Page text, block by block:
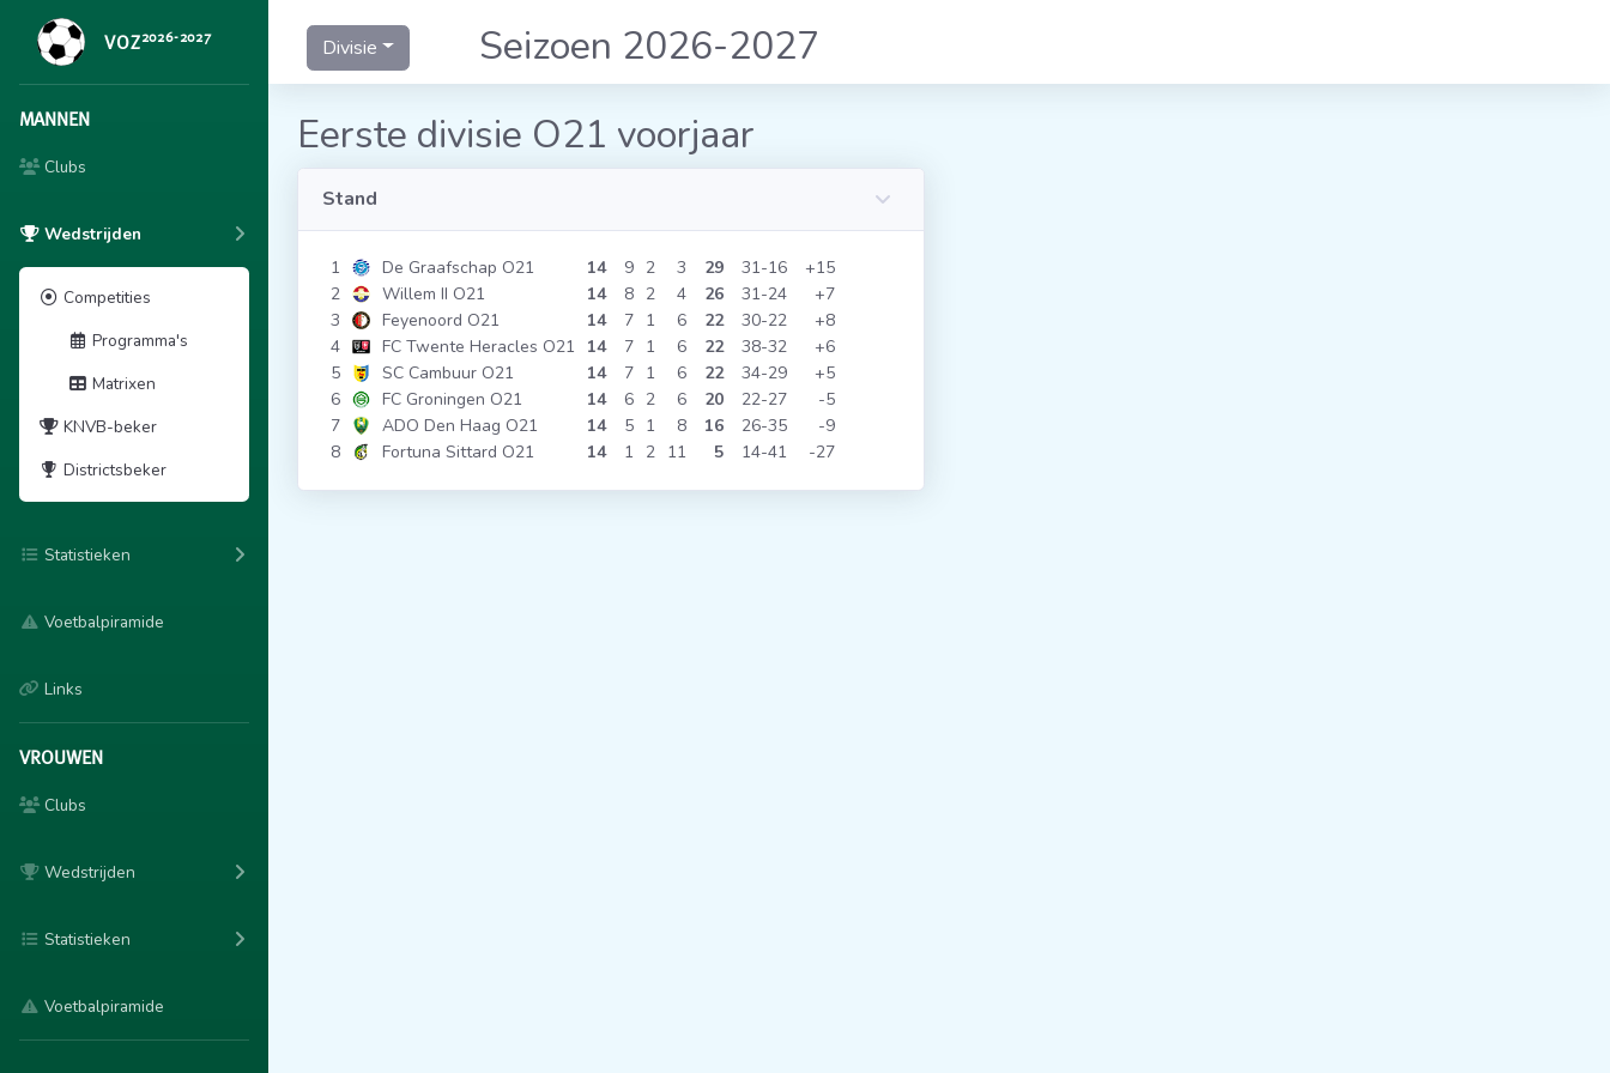
VOZ2026-2027
MANNEN
Clubs
Wedstrijden
Competities
Programma's
Matrixen
KNVB-beker
Districtsbeker
Statistieken
Voetbalpiramide
Links
VROUWEN
Clubs
Wedstrijden
Statistieken
Voetbalpiramide
Divisie
Seizoen 2026-2027
Eerste divisie O21 voorjaar
Stand
1 De Graafschap O21 14 9 2 3 29 31 16
+15
2
Willem II O21 14 8 2 4 26 31 24
+7
3
Feyenoord O21 14 7 1 6 22 30 22
+8
4
FC Twente Heracles O21 14 7 1 6 22 38 32
+6
5
SC Cambuur O21 14 7 1 6 22 34 29
+5
6
FC Groningen O21 14 6 2 6 20 22 27
-5
7
ADO Den Haag O21 14 5 1 8 16 26 35
-9
8
Fortuna Sittard O21 14 1 2 11 5 14 41 -27